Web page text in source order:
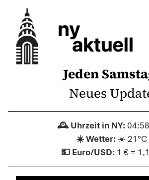
Jeden
Neues
☀️ 21°C
1 € =